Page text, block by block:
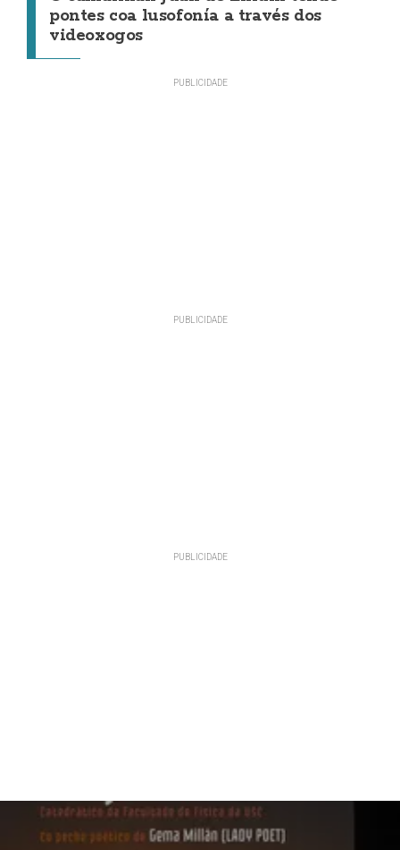
pontes coa lusofonía a través dos
videoxogos